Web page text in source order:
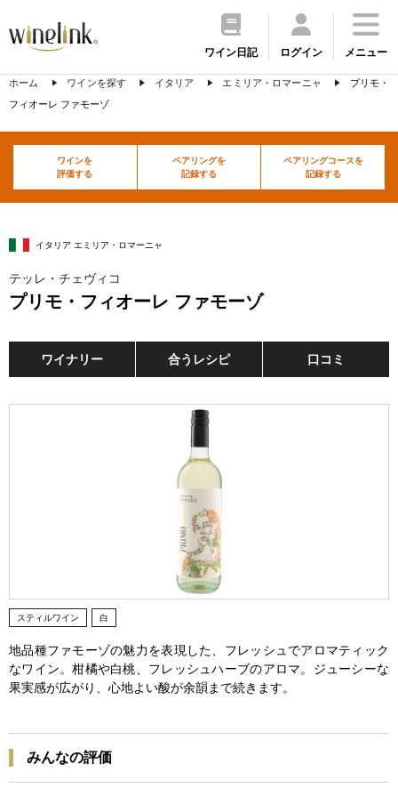
ワイン日記 ログイン メニュー
ホーム ワインを探す イタリア エミリア・ロマーニャ
プリモ・
フィオーレ ファモーゾ
ワインを
評価する
ペアリングを
記録する
ペアリングコースを
記録する
イタリア エミリア・ロマーニャ
テッレ・チェヴィコ
プリモ・フィオーレ ファモーゾ
ワイナリー 合うレシピ 口コミ
スティルワイン 白
地品種ファモーゾの魅力を表現した、フレッシュでアロマティック
なワイン。柑橘や白桃、フレッシュハーブのアロマ。ジューシーな
果実感が広がり、心地よい酸が余韻まで続きます。
みんなの評価